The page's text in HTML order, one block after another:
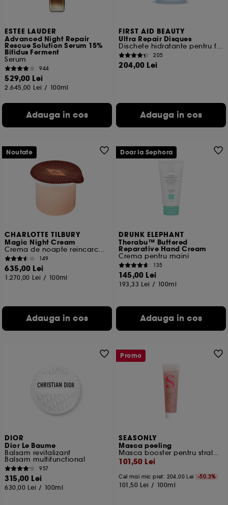
ESTEE LAUDER
Advanced Night Repair
Rescue Solution Serum 15%
Bifidus Ferment
Serum
944
529,00 Lei
2.645,00 Lei / 100ml
Adauga in cos
FIRST AID BEAUTY
Ultra Repair Disques
Dischete hidratante pentru fata cu ceramide
205
204,00 Lei
Adauga in cos
CHARLOTTE TILBURY
Magic Night Cream
Crema de noapte reincarcabila
149
635,00 Lei
1.270,00 Lei / 100ml
Adauga in cos
Noutate
DRUNK ELEPHANT
Therabu™ Buttered
Reparative Hand Cream
Crema pentru maini
135
145,00 Lei
193,33 Lei / 100ml
Adauga in cos
Doar la Sephora
DIOR
Dior Le Baume
Balsam revitalizant
Balsam multifunctional
957
315,00 Lei
630,00 Lei / 100ml
SEASONLY
Masca peeling
Masca booster pentru stralucire
101,50 Lei
Cel mai mic pret: 204,00 Lei -50.3%
101,50 Lei / 100ml
Promo